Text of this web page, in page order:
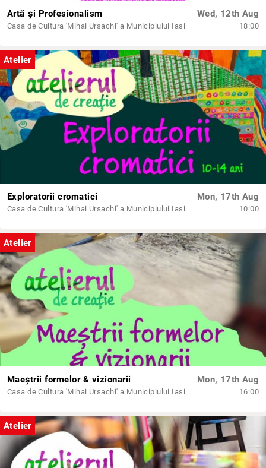
Artă și Profesionalism
Casa de Cultura 'Mihai Ursachi' a Municipiului Iasi
Wed, 12th Aug
18:00
Atelier
Exploratorii cromatici
Casa de Cultura 'Mihai Ursachi' a Municipiului Iasi
Mon, 17th Aug
10:00
Atelier
Maeștrii formelor & vizionarii
Casa de Cultura 'Mihai Ursachi' a Municipiului Iasi
Mon, 17th Aug
16:00
Atelier